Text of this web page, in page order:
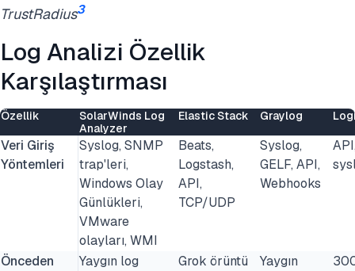
TrustRadius3
Log Analizi Özellik
Karşılaştırması
Özellik
SolarWinds Log
Analyzer
Elastic Stack Graylog
Veri Giriş
Yöntemleri
Syslog, SNMP
trap'leri,
Windows Olay
Günlükleri,
VMware
olayları, WMI
Beats,
Logstash,
API,
TCP/UDP
Syslog,
GELF, API,
Webhooks
Önceden
Yaygın log
Grok örüntü
Yaygın